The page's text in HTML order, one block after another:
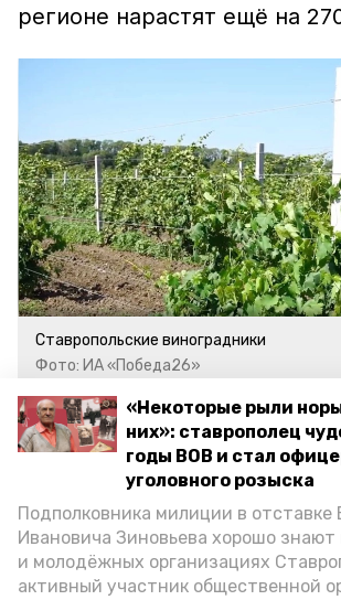
«Некоторые рыли
них»: ставрополец
годы ВОВ и стал
уголовного розыска
Подполковника милиции в отставке
Ивановича Зиновьева хорошо знают
и молодёжных организациях
активный участник общественной
регионе нарастят ещё на
Ставропольские виноградники
Фото: ИА «Победа26»
Как передаёт
«Победа26» со ссылкой на
благодаря господдержке
винограда в регионе
ежегодно увеличивать на